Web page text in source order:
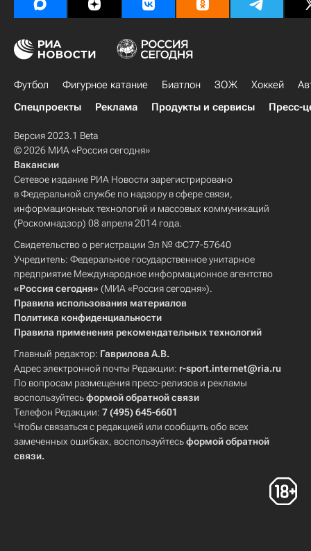
Футбол Фигурное катание Биатлон ЗОЖ Хоккей
Спецпроекты
Реклама Продукты и сервисы Пресс-
Версия 2023.1 Beta
© 2026 МИА «Россия сегодня»
Вакансии
Сетевое издание РИА Новости зарегистрировано
в Федеральной службе по надзору в сфере связи,
информационных технологий и массовых коммуникаций
(Роскомнадзор) 08 апреля 2014 года.
Свидетельство о регистрации Эл № ФС77-57640
Учредитель: Федеральное государственное унитарное
предприятие Международное информационное агентство
«Россия сегодня» (МИА «Россия сегодня»).
Правила использования материалов
Политика конфиденциальности
Правила применения рекомендательных технологий
Главный редактор: Гаврилова А.В.
Адрес электронной почты Редакции: r-sport.internet@ria.ru
По вопросам размещения пресс-релизов и рекламы
воспользуйтесьформой обратной связи
Телефон Редакции: 7 (495) 645-6601
Чтобы связаться с редакцией или сообщить обо всех
замеченных ошибках, воспользуйтесьформой обратной
связи.